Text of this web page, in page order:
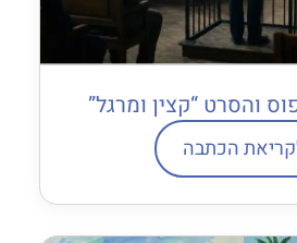
והסרט “קצין ומרגל”
הכתבה